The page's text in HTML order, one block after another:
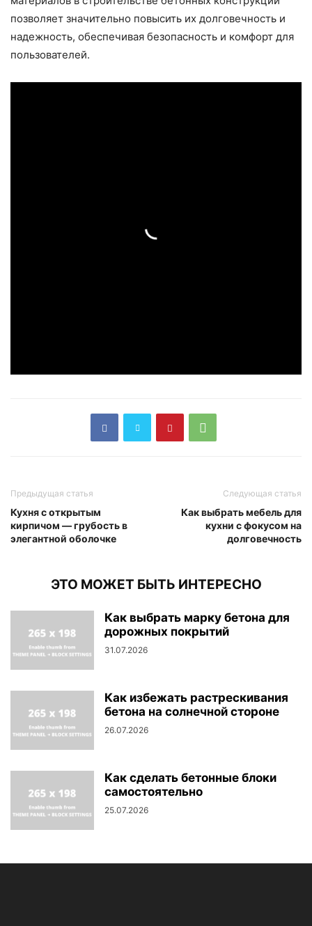
позволяет значительно повысить их долговечность и
надежность, обеспечивая безопасность и комфорт для
пользователей.
Предыдущая статья
Кухня с открытым
кирпичом — грубость в
элегантной оболочке
Следующая статья
Как выбрать мебель для
кухни с фокусом на
долговечность
ЭТО МОЖЕТ БЫТЬ ИНТЕРЕСНО
Как выбрать марку бетона для
дорожных покрытий
31.07.2026
Как избежать растрескивания
бетона на солнечной стороне
26.07.2026
Как сделать бетонные блоки
самостоятельно
25.07.2026